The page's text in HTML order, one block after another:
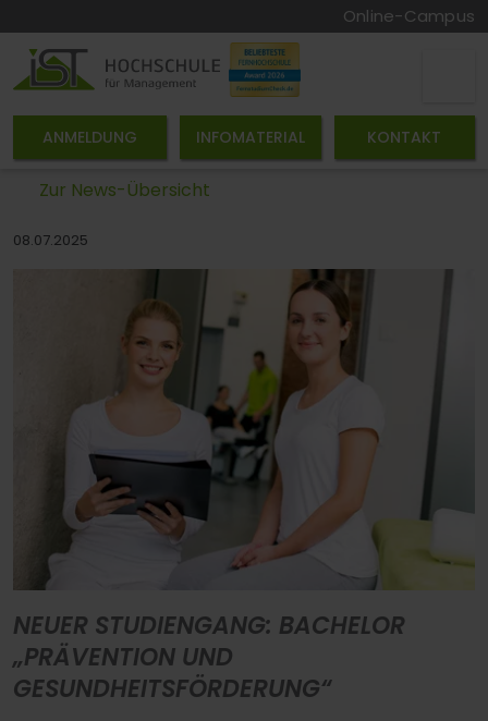
Online-Campus
ANMELDUNG INFOMATERIAL KONTAKT
Zur News-Übersicht
08.07.2025
NEUER STUDIENGANG: BACHELOR
„PRÄVENTION UND
GESUNDHEITSFÖRDERUNG“